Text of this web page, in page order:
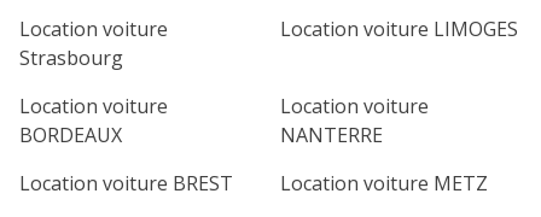
Location voiture
Strasbourg
Location voiture LIMOGES
Location voiture
BORDEAUX
Location voiture
NANTERRE
Location voiture BREST
Location voiture METZ